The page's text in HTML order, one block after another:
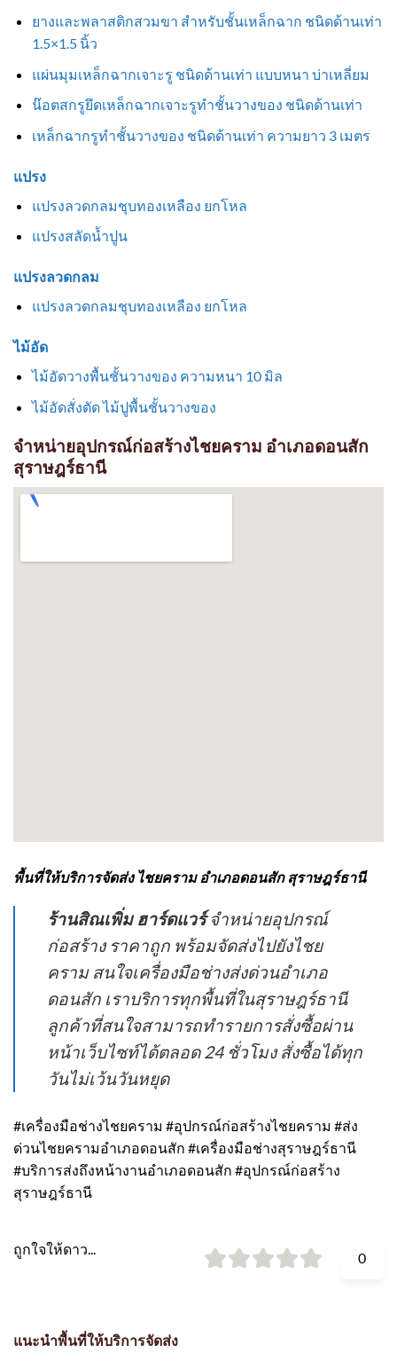
ยางและพลาสติกสวมขา สำหรับชั้นเหล็กฉาก ชนิดด้านเท่า
1.5×1.5 นิ้ว
แผ่นมุมเหล็กฉากเจาะรู ชนิดด้านเท่า แบบหนา บ่าเหลี่ยม
น๊อตสกรูยึดเหล็กฉากเจาะรูทำชั้นวางของ ชนิดด้านเท่า
เหล็กฉากรูทำชั้นวางของ ชนิดด้านเท่า ความยาว 3 เมตร
แปรง
แปรงลวดกลมชุบทองเหลือง ยกโหล
แปรงสลัดน้ำปูน
แปรงลวดกลม
แปรงลวดกลมชุบทองเหลือง ยกโหล
ไม้อัด
ไม้อัดวางพื้นชั้นวางของ ความหนา 10 มิล
ไม้อัดสั่งตัด ไม้ปูพื้นชั้นวางของ
จำหน่ายอุปกรณ์ก่อสร้างไชยคราม อำเภอดอนสัก
สุราษฎร์ธานี
พื้นที่ให้บริการจัดส่ง ไชยคราม อำเภอดอนสัก สุราษฎร์ธานี
ร้านสิณเพิ่ม ฮาร์ดแวร์จำหน่ายอุปกรณ์
ก่อสร้าง ราคาถูก พร้อมจัดส่งไปยังไชย
คราม สนใจเครื่องมือช่างส่งด่วนอำเภอ
ดอนสัก เราบริการทุกพื้นที่ในสุราษฎร์ธานี
ลูกค้าที่สนใจสามารถทำรายการสั่งซื้อผ่าน
หน้าเว็บไซท์ได้ตลอด 24 ชั่วโมง สั่งซื้อได้ทุก
วันไม่เว้นวันหยุด
#เครื่องมือช่างไชยคราม #อุปกรณ์ก่อสร้างไชยคราม #ส่ง
ด่วนไชยครามอำเภอดอนสัก #เครื่องมือช่างสุราษฎร์ธานี
#บริการส่งถึงหน้างานอำเภอดอนสัก #อุปกรณ์ก่อสร้าง
สุราษฎร์ธานี
ถูกใจให้ดาว...
0
แนะนำพื้นที่ให้บริการจัดส่ง